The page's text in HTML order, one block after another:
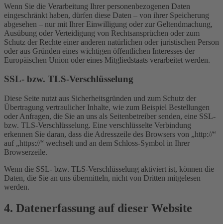
Wenn Sie die Verarbeitung Ihrer personenbezogenen Daten
eingeschränkt haben, dürfen diese Daten – von ihrer Speicherung
abgesehen – nur mit Ihrer Einwilligung oder zur Geltendmachung,
Ausübung oder Verteidigung von Rechtsansprüchen oder zum
Schutz der Rechte einer anderen natürlichen oder juristischen Person
oder aus Gründen eines wichtigen öffentlichen Interesses der
Europäischen Union oder eines Mitgliedstaats verarbeitet werden.
SSL- bzw. TLS-Verschlüsselung
Diese Seite nutzt aus Sicherheitsgründen und zum Schutz der
Übertragung vertraulicher Inhalte, wie zum Beispiel Bestellungen
oder Anfragen, die Sie an uns als Seitenbetreiber senden, eine SSL-
bzw. TLS-Verschlüsselung. Eine verschlüsselte Verbindung
erkennen Sie daran, dass die Adresszeile des Browsers von „http://“
auf „https://“ wechselt und an dem Schloss-Symbol in Ihrer
Browserzeile.
Wenn die SSL- bzw. TLS-Verschlüsselung aktiviert ist, können die
Daten, die Sie an uns übermitteln, nicht von Dritten mitgelesen
werden.
4. Datenerfassung auf dieser Website